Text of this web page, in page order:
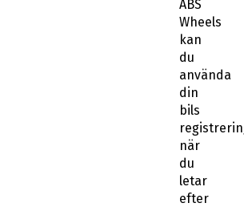
ABS
Wheels
kan
du
använda
din
bils
när
du
letar
efter